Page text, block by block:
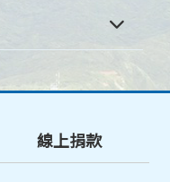
線上捐款